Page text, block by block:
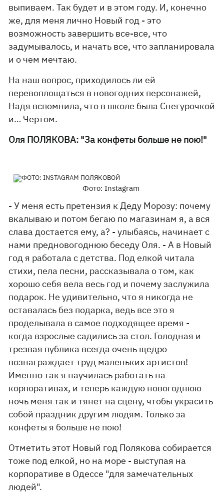
выпиваем. Так будет и в этом году. И, конечно
же, для меня лично Новый год - это
возможность завершить все-все, что
задумывалось, и начать все, что запланировала
и о чем мечтаю.
На наш вопрос, приходилось ли ей
перевоплощаться в новогодних персонажей,
Надя вспомнила, что в школе была Снегурочкой
и… Чертом.
Оля ПОЛЯКОВА: "За конфеты больше не пою!"
Фото: Instagram
- У меня есть претензия к Деду Морозу: почему
вкалываю и потом бегаю по магазинам я, а вся
слава достается ему, а? - улыбаясь, начинает с
нами предновогоднюю беседу Оля. - А в Новый
год я работала с детства. Под елкой читала
стихи, пела песни, рассказывала о том, как
хорошо себя вела весь год и почему заслужила
подарок. Не удивительно, что я никогда не
оставалась без подарка, ведь все это я
проделывала в самое подходящее время -
когда взрослые садились за стол. Голодная и
трезвая публика всегда очень щедро
вознаграждает труд маленьких артистов!
Именно так я научилась работать на
корпоративах, и теперь каждую новогоднюю
ночь меня так и тянет на сцену, чтобы украсить
собой праздник другим людям. Только за
конфеты я больше не пою!
Отметить этот Новый год Полякова собирается
тоже под елкой, но на море - выступая на
корпоративе в Одессе "для замечательных
людей".